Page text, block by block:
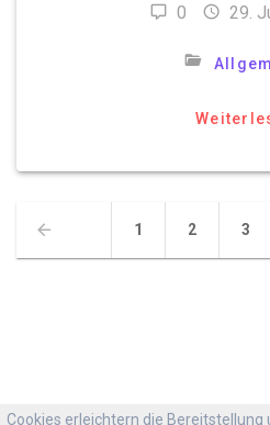
0 29.
Seite
1 Seite
2 Seite
3
Cookies erleichtern die Bereitstellung